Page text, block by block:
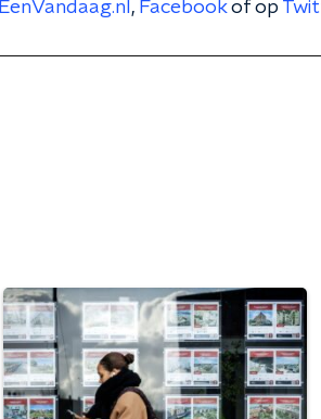
EenVandaag.nl , Facebookof op